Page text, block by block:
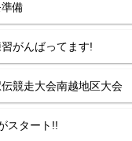
備
がんばってます!
競走大会南越地区大会
スタート!!